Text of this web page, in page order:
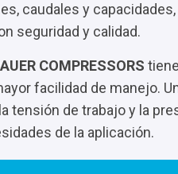
caudales y
seguridad y calidad.
COMPRESSORS
facilidad de manejo.
tensión de trabajo y la
de la aplicación.